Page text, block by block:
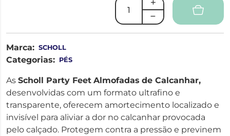
Marca: SCHOLL
Categorias: PÉS
As Scholl Party Feet Almofadas de Calcanhar,
desenvolvidas com um formato ultrafino e
transparente, oferecem amortecimento localizado e
invisível para aliviar a dor no calcanhar provocada
pelo calçado. Protegem contra a pressão e previnem